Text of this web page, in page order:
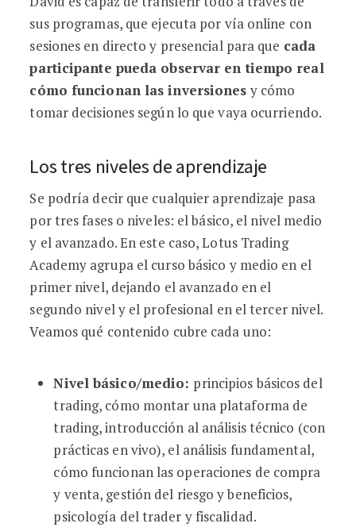
sus programas, que ejecuta por vía online con
sesiones en directo y presencial para que cada
participante pueda observar en tiempo real
cómo funcionan las inversiones y cómo
tomar decisiones según lo que vaya ocurriendo.
Los tres niveles de aprendizaje
Se podría decir que cualquier aprendizaje pasa
por tres fases o niveles: el básico, el nivel medio
y el avanzado. En este caso, Lotus Trading
Academy agrupa el curso básico y medio en el
primer nivel, dejando el avanzado en el
segundo nivel y el profesional en el tercer nivel.
Veamos qué contenido cubre cada uno:
Nivel básico/medio: principios básicos del
trading, cómo montar una plataforma de
trading, introducción al análisis técnico (con
prácticas en vivo), el análisis fundamental,
cómo funcionan las operaciones de compra
y venta, gestión del riesgo y beneficios,
psicología del trader y fiscalidad.